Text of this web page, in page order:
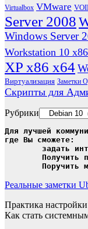
Virtualbox VMware
Server 2008
Windows Server
Workstation 10
XP x86 x64
Виртуализация Заметки
Скрипты для
Рубрики
Для лучшей
где Вы сможете:
Поручить
Реальные заметки
Практика
Как стать